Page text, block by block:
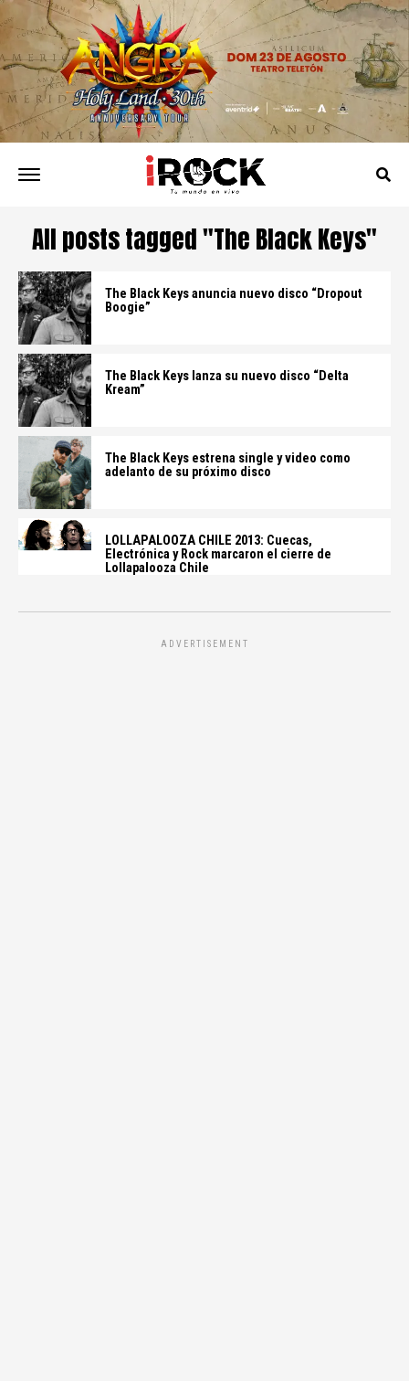
All posts tagged "The Black Keys"
The Black Keys anuncia nuevo disco “Dropout
Boogie”
The Black Keys lanza su nuevo disco “Delta
Kream”
The Black Keys estrena single y video como
adelanto de su próximo disco
LOLLAPALOOZA CHILE 2013: Cuecas,
Electrónica y Rock marcaron el cierre de
Lollapalooza Chile
ADVERTISEMENT